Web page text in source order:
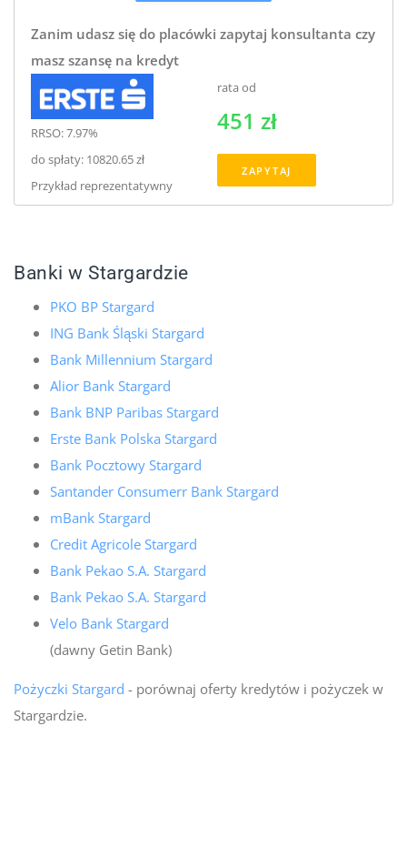
Zanim udasz się do placówki zapytaj konsultanta czy
masz szansę na kredyt
RRSO: 7.97%
do spłaty: 10820.65 zł
Przykład reprezentatywny
rata od
451 zł
ZAPYTAJ
Banki w Stargardzie
PKO BP Stargard
ING Bank Śląski Stargard
Bank Millennium Stargard
Alior Bank Stargard
Bank BNP Paribas Stargard
Erste Bank Polska Stargard
Bank Pocztowy Stargard
Santander Consumerr Bank Stargard
mBank Stargard
Credit Agricole Stargard
Bank Pekao S.A. Stargard
Bank Pekao S.A. Stargard
Velo Bank Stargard
(dawny Getin Bank)
Pożyczki Stargard - porównaj oferty kredytów i pożyczek w
Stargardzie.